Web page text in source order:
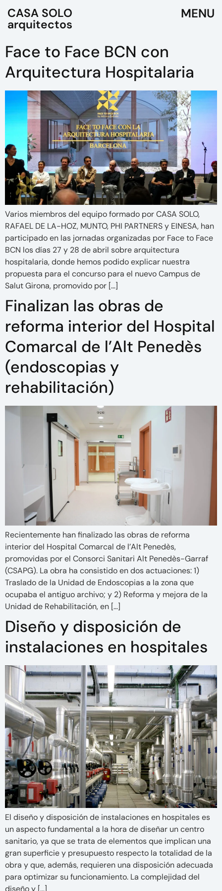
CASA SOLO
arquitectos
Face to Face BCN con
Arquitectura Hospitalaria
Varios miembros del equipo formado por CASA SOLO,
RAFAEL DE LA-HOZ, MUNTO, PHI PARTNERS y EINESA, han
participado en las jornadas organizadas por Face to Face
BCN los días 27 y 28 de abril sobre arquitectura
hospitalaria, donde hemos podido explicar nuestra
propuesta para el concurso para el nuevo Campus de
Salut Girona, promovido por […]
Finalizan las obras de
reforma interior del Hospital
Comarcal de l’Alt Penedès
(endoscopias y
rehabilitación)
Recientemente han finalizado las obras de reforma
interior del Hospital Comarcal de l’Alt Penedès,
promovidas por el Consorci Sanitari Alt Penedès-Garraf
(CSAPG). La obra ha consistido en dos actuaciones: 1)
Traslado de la Unidad de Endoscopias a la zona que
ocupaba el antiguo archivo; y 2) Reforma y mejora de la
Unidad de Rehabilitación, en […]
Diseño y disposición de
instalaciones en hospitales
El diseño y disposición de instalaciones en hospitales es
un aspecto fundamental a la hora de diseñar un centro
sanitario, ya que se trata de elementos que implican una
gran superficie y presupuesto respecto la totalidad de la
obra y que, además, requieren una disposición adecuada
para optimizar su funcionamiento. La complejidad del